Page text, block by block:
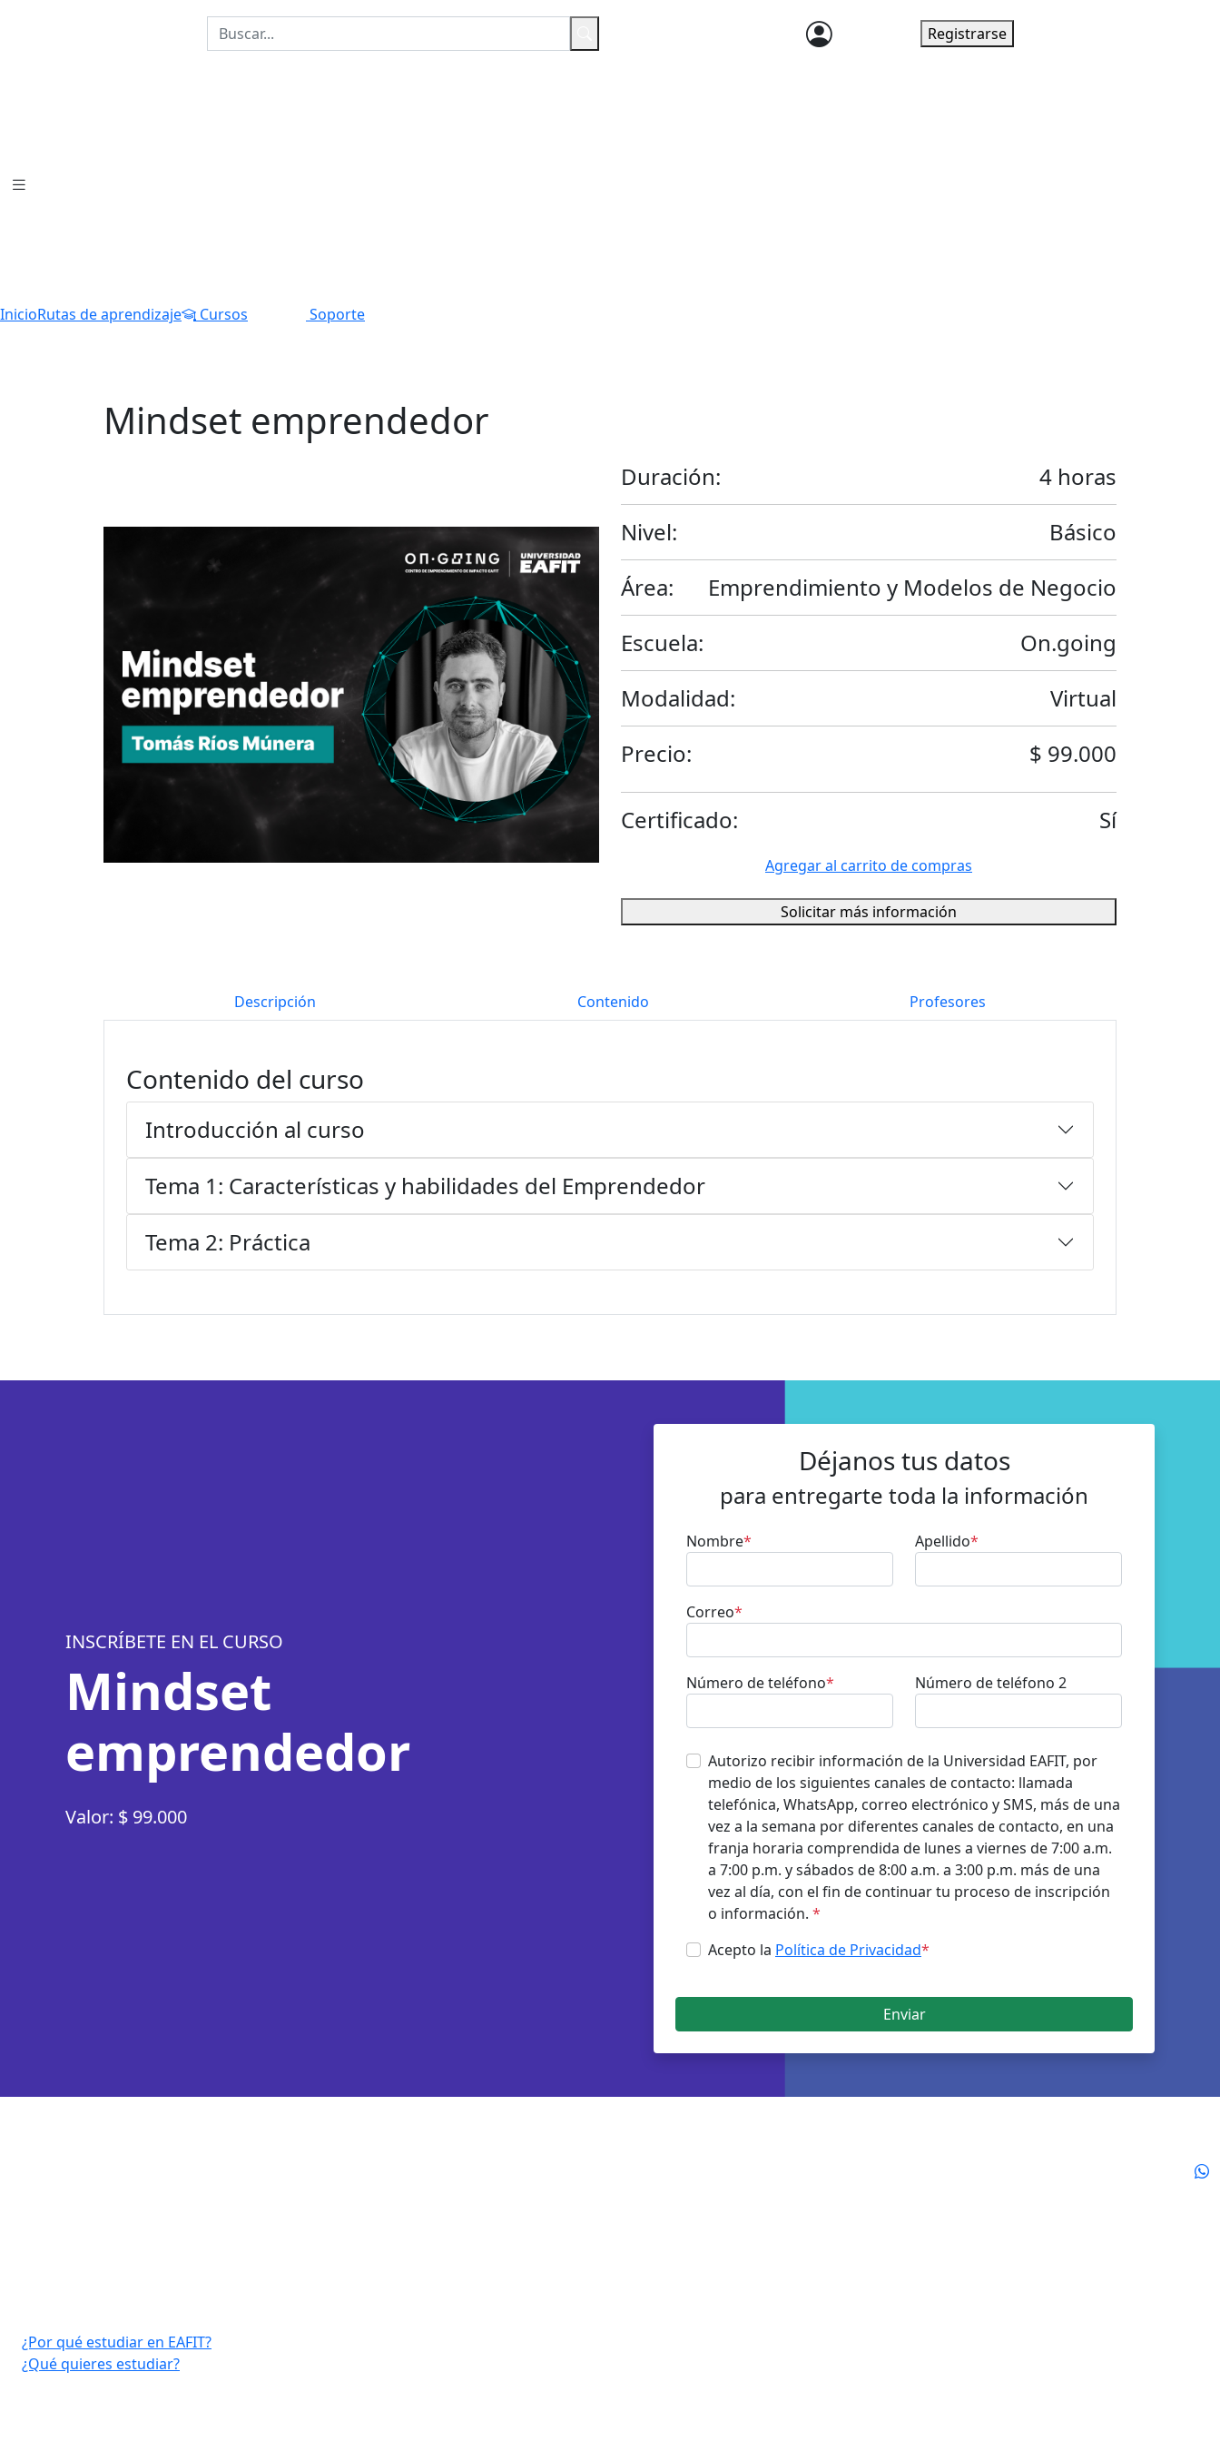
Registrarse
InicioRutas de aprendizaje Cursos Soporte
Mindset emprendedor
Duración:
4 horas
Nivel:
Básico
Área:
Emprendimiento y Modelos de Negocio
Escuela:
On.going
Modalidad:
Virtual
Precio:
$ 99.000
Certificado: Sí
Agregar al carrito de compras
Solicitar más información
Descripción Contenido Profesores
Contenido del curso
Introducción al curso
Tema 1: Características y habilidades del Emprendedor
Tema 2: Práctica
INSCRÍBETE EN EL CURSO
Mindset
emprendedor
Valor: $ 99.000
Déjanos tus datos
para entregarte toda la información
Nombre* Apellido*
Correo*
Número de teléfono* Número de teléfono 2
Autorizo recibir información de la Universidad EAFIT, por
medio de los siguientes canales de contacto: llamada
telefónica, WhatsApp, correo electrónico y SMS, más de una
vez a la semana por diferentes canales de contacto, en una
franja horaria comprendida de lunes a viernes de 7:00 a.m.
a 7:00 p.m. y sábados de 8:00 a.m. a 3:00 p.m. más de una
vez al día, con el fin de continuar tu proceso de inscripción
o información. *
Acepto la Política de Privacidad*
Enviar
¿Por qué estudiar en EAFIT?
¿Qué quieres estudiar?